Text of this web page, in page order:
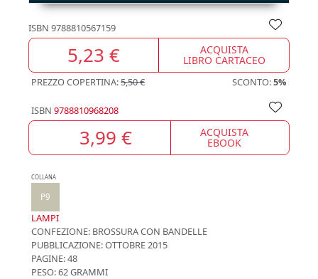
ISBN 9788810567159
5,23 € ACQUISTA
LIBRO CARTACEO
PREZZO COPERTINA:5,50 € SCONTO:5%
ISBN 9788810968208
3,99 € ACQUISTA
EBOOK
COLLANA
P9
LAMPI
CONFEZIONE: BROSSURA CON BANDELLE
PUBBLICAZIONE:OTTOBRE 2015
PAGINE: 48
PESO: 62 GRAMMI